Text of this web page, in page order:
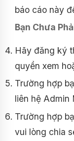
báo cáo này
Bạn Chưa
Hãy đăng ký
quyền xem
Trường hợp
liên hệ Admin
Trường hợp
vui lòng chia